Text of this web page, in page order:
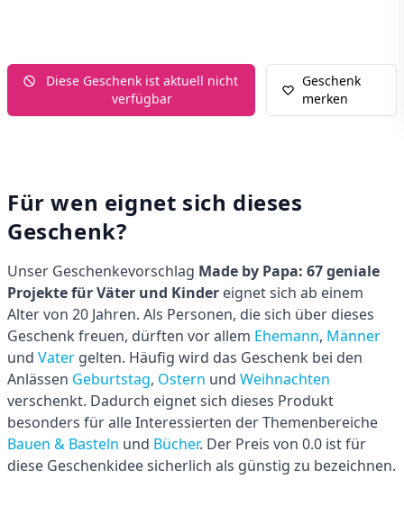
Diese Geschenk ist aktuell nicht
verfügbar
Geschenk
merken
Für wen eignet sich dieses
Geschenk?
Unser Geschenkevorschlag Made by Papa: 67 geniale
Projekte für Väter und Kinder eignet sich ab einem
Alter von 20 Jahren. Als Personen, die sich über dieses
Geschenk freuen, dürften vor allem Ehemann, Männer
und Vater gelten. Häufig wird das Geschenk bei den
Anlässen Geburtstag, Ostern und Weihnachten
verschenkt. Dadurch eignet sich dieses Produkt
besonders für alle Interessierten der Themenbereiche
Bauen & Basteln und Bücher. Der Preis von 0.0 ist für
diese Geschenkidee sicherlich als günstig zu bezeichnen.